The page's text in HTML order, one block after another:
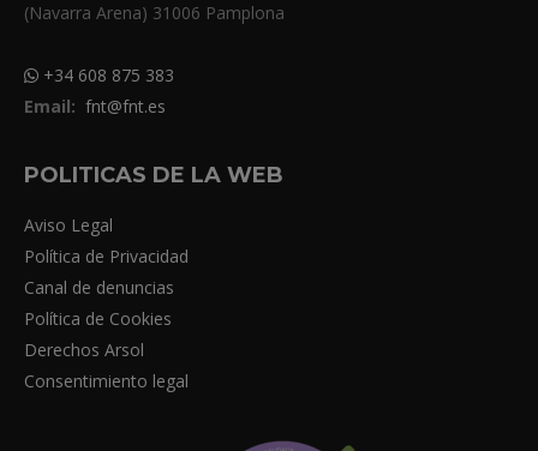
(Navarra Arena) 31006 Pamplona
+34 608 875 383
Email: fnt@fnt.es
POLITICAS DE LA WEB
Aviso Legal
Política de Privacidad
Canal de denuncias
Política de Cookies
Derechos Arsol
Consentimiento legal